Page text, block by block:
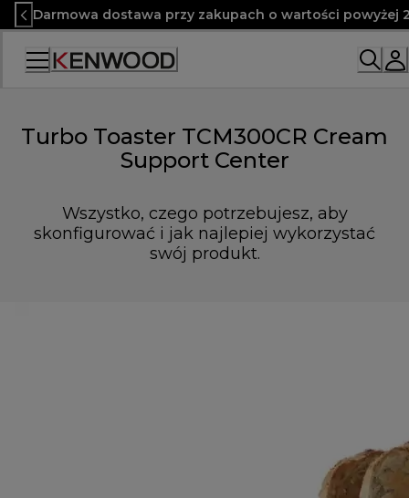
Skip
to
Content
Darmowa dostawa przy zakupach o wartości powyżej
Turbo Toaster TCM300CR Cream
Support Center
Wszystko, czego potrzebujesz, aby
skonfigurować i jak najlepiej wykorzystać
swój produkt.